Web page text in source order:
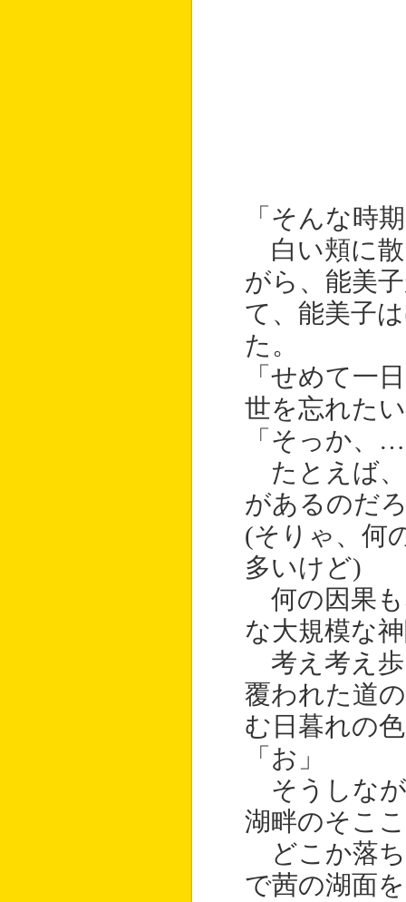
「そんな時
白い頬に散
がら、能美
て、能美子
た。
「せめて一
世を忘れた
「そっか、
たとえば、
があるのだ
(そりゃ、何
多いけど)
何の因果も
な大規模な
考え考え歩
覆われた道
む日暮れの
「お」
そうしなが
湖畔のそこ
どこか落ち
で茜の湖面